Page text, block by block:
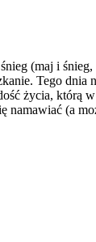
(maj i
Tego
życia, którą
(a